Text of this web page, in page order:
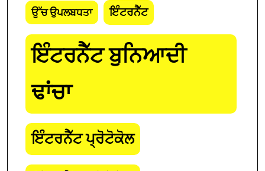
ਉੱਚ ਉਪਲਬਧਤਾ ਇੰਟਰਨੈੱਟ
ਇੰਟਰਨੈੱਟ ਬੁਨਿਆਦੀ
ਢਾਂਚਾ
ਇੰਟਰਨੈੱਟ ਪ੍ਰੋਟੋਕੋਲ